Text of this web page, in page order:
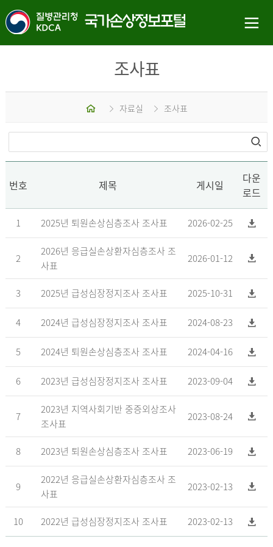
조사표
홈 자료실 조사표
번호 제목 게시일
다운
로드
1 2025년 퇴원손상심층조사 조사표 2026-02-25
2
2026년 응급실손상환자심층조사 조
사표
2026-01-12
3 2025년 급성심장정지조사 조사표 2025-10-31
4 2024년 급성심장정지조사 조사표 2024-08-23
5 2024년 퇴원손상심층조사 조사표 2024-04-16
6 2023년 급성심장정지조사 조사표 2023-09-04
7
2023년 지역사회기반 중증외상조사
조사표
2023-08-24
8 2023년 퇴원손상심층조사 조사표 2023-06-19
9
2022년 응급실손상환자심층조사 조
사표
2023-02-13
10 2022년 급성심장정지조사 조사표 2023-02-13